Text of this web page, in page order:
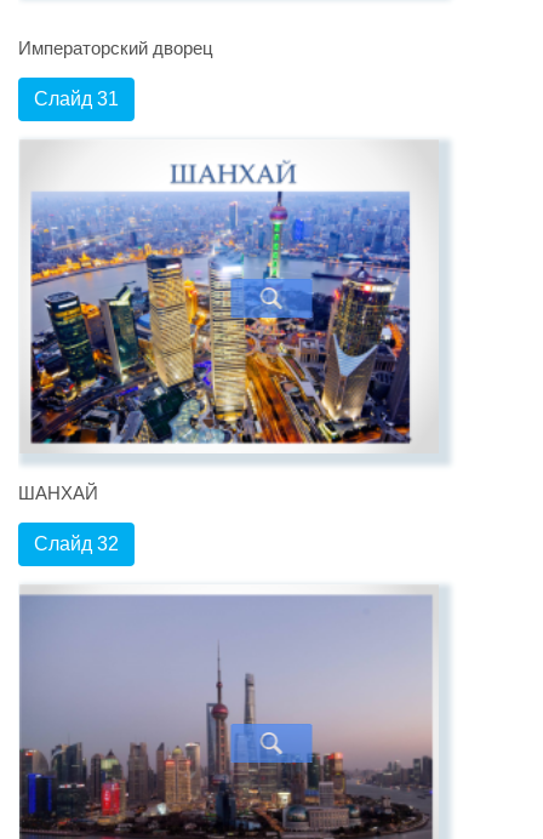
Императорский дворец
Слайд 31
ШАНХАЙ
Слайд 32